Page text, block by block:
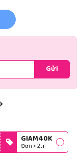
Gửi
GIAM40K
Đơn > 2tr